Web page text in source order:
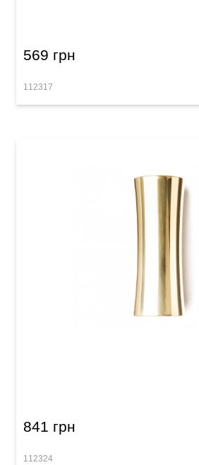
569 грн
112317
841 грн
112324